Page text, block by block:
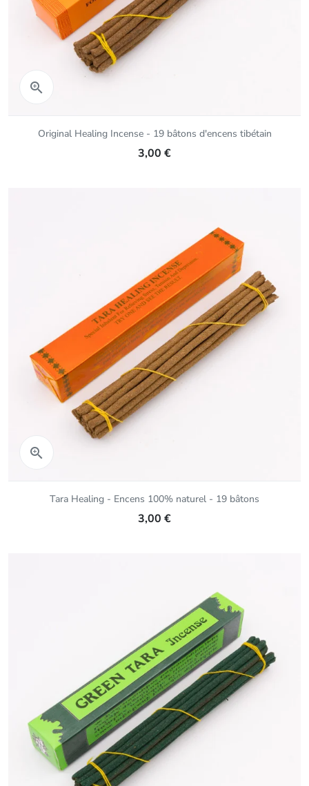

Original Healing Incense - 19 bâtons d'encens tibétain
3,00 €

Tara Healing - Encens 100% naturel - 19 bâtons
3,00 €